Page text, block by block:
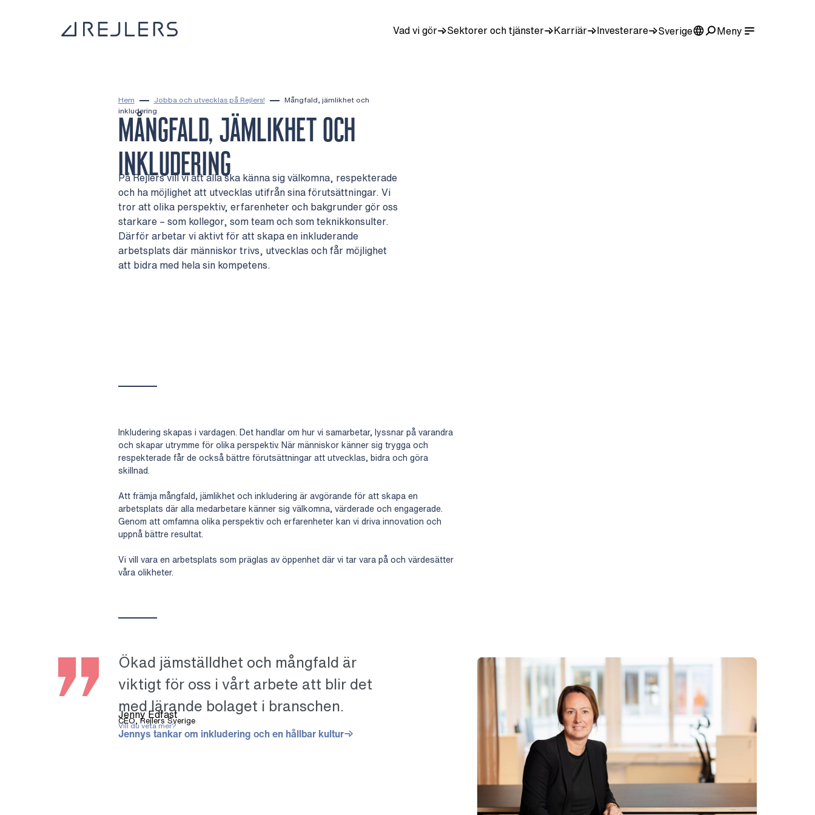
Vad vi gör Sektorer och tjänster Karriär Investerare Sverige Meny
Hem Jobba och utvecklas på Rejlers!
Mångfald, jämlikhet och
inkludering
MÅNGFALD, JÄMLIKHET OCH
INKLUDERING
På Rejlers vill vi att alla ska känna sig välkomna, respekterade
och ha möjlighet att utvecklas utifrån sina förutsättningar. Vi
tror att olika perspektiv, erfarenheter och bakgrunder gör oss
starkare – som kollegor, som team och som teknikkonsulter.
Därför arbetar vi aktivt för att skapa en inkluderande
arbetsplats där människor trivs, utvecklas och får möjlighet
att bidra med hela sin kompetens.
Inkludering skapas i vardagen. Det handlar om hur vi samarbetar, lyssnar på varandra
och skapar utrymme för olika perspektiv. När människor känner sig trygga och
respekterade får de också bättre förutsättningar att utvecklas, bidra och göra
skillnad.
Att främja mångfald, jämlikhet och inkludering är avgörande för att skapa en
arbetsplats där alla medarbetare känner sig välkomna, värderade och engagerade.
Genom att omfamna olika perspektiv och erfarenheter kan vi driva innovation och
uppnå bättre resultat.
Vi vill vara en arbetsplats som präglas av öppenhet där vi tar vara på och värdesätter
våra olikheter.
Ökad jämställdhet och mångfald är
viktigt för oss i vårt arbete att blir det
med lärande bolaget i branschen.
Jenny Edfast
CEO, Rejlers Sverige
Vill du veta mer?
Jennys tankar om inkludering och en hållbar kultur